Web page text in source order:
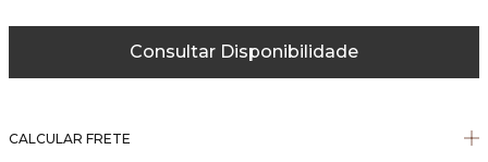
Consultar Disponibilidade
CALCULAR FRETE